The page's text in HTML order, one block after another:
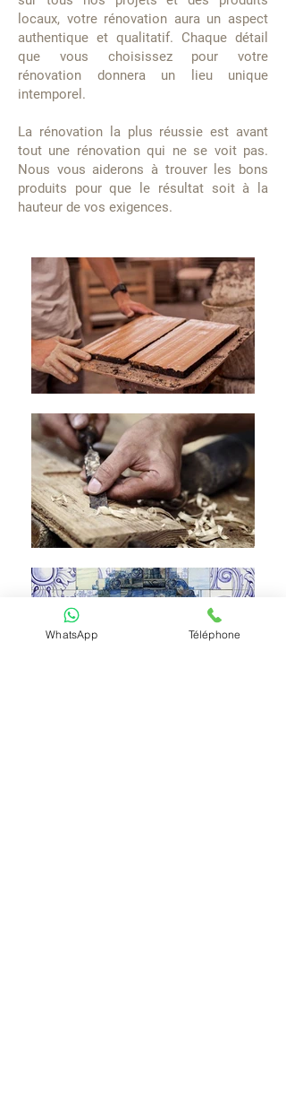
locaux, votre rénovation aura un aspect
authentique et qualitatif. Chaque détail
que vous choisissez pour votre
rénovation donnera un lieu unique
intemporel.
La rénovation la plus réussie est avant
tout une rénovation qui ne se voit pas.
Nous vous aiderons à trouver les bons
produits pour que le résultat soit à la
hauteur de vos exigences.
WhatsApp Téléphone